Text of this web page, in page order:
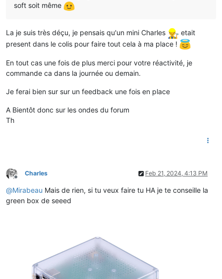
soft soit même
La je suis très déçu, je pensais qu'un mini Charles
etait
present dans le colis pour faire tout cela à ma place !
En tout cas une fois de plus merci pour votre réactivité, je
commande ca dans la journée ou demain.
Je ferai bien sur sur un feedback une fois en place
A Bientôt donc sur les ondes du forum
Th
Offline
Charles Feb 21, 2024, 4:13 PM
@Mirabeau Mais de rien, si tu veux faire tu HA je te conseille la
green box de seeed